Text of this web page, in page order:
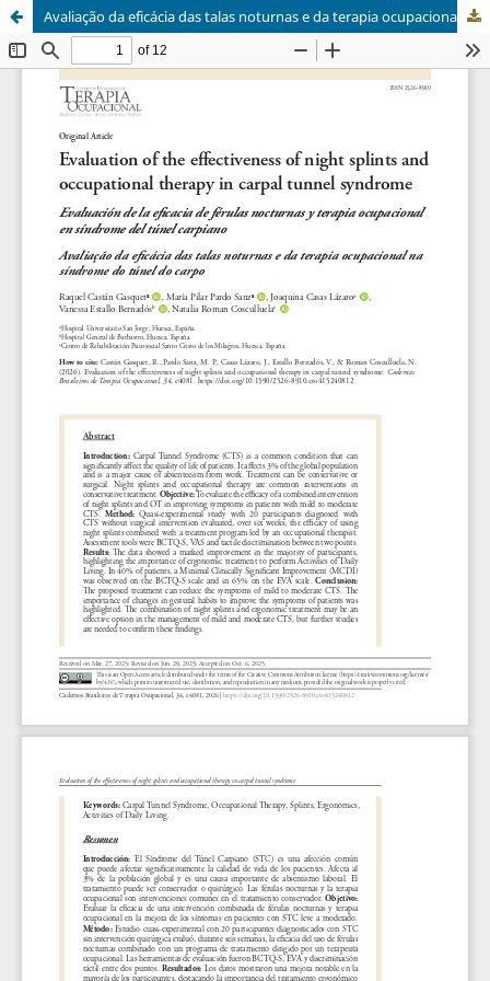
Avaliação da eficácia das talas noturnas e da terapia ocupacional na síndrome do túnel do carpo